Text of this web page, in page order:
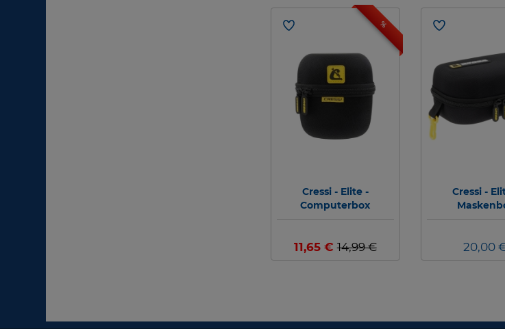
%
Cressi - Elite -
Computerbox
11,65 €14,99 €
Cressi -
20,00